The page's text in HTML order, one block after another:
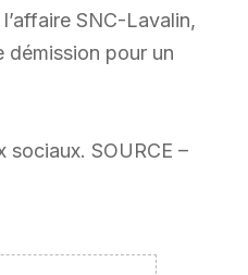
SNC-Lavalin,
démission pour un
sociaux. SOURCE –